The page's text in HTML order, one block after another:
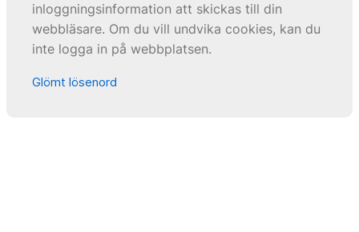
inloggningsinformation att skickas till din
webbläsare. Om du vill undvika cookies, kan du
inte logga in på webbplatsen.
Glömt lösenord